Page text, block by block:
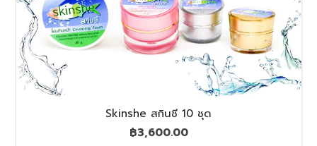
Skinshe สกินชี 10 ชุด
฿3,600.00